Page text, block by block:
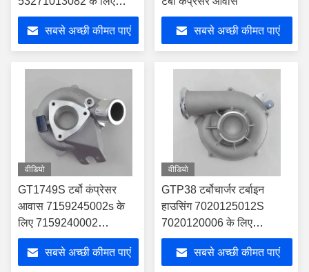
04294676 3801295 टर्बो
सबसे अच्छी कीमत पाएं
सबसे अच्छी कीमत पाएं
वीडियो
GT1749S टर्बो कंप्रेसर
आवास 7159245002s के
लिए 7159240002
2820042700 टर्बो
सबसे अच्छी कीमत पाएं
वीडियो
GTP38 टर्बोचार्जर टर्बाइन
हाउसिंग 7020125012S
7020120006 के लिए
7020120010 1831383C92
सबसे अच्छी कीमत पाएं